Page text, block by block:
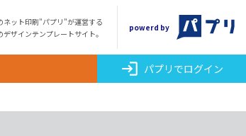
ネット印刷"パプリ"が運営する
デザインテンプレートサイト。
powerd by
login パプリでログイン